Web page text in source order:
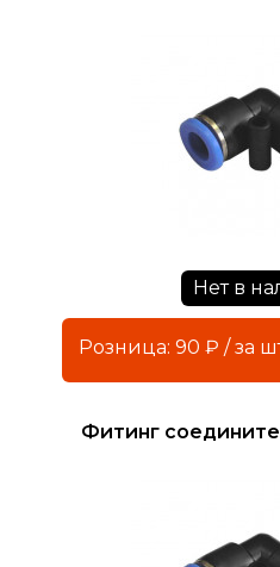
Нет в
Розница: 90 ₽ /
Фитинг